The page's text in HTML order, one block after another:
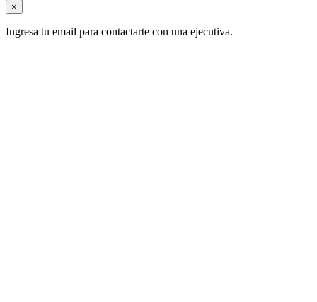
×
Ingresa tu email para contactarte con una ejecutiva.